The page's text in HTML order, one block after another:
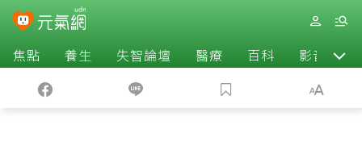
焦點 養生 失智論壇 醫療 百科 影音